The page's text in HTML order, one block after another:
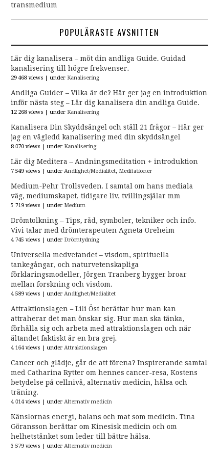
transmedium
POPULÄRASTE AVSNITTEN
Lär dig kanalisera – möt din andliga Guide. Guidad
kanalisering till högre frekvenser.
29 468 views |under Kanalisering
Andliga Guider – Vilka är de? Här ger jag en introduktion
inför nästa steg – Lär dig kanalisera din andliga Guide.
12 268 views |under Kanalisering
Kanalisera Din Skyddsängel och ställ 21 frågor – Här ger
jag en vägledd kanalisering med din skyddsängel
8 070 views |under Kanalisering
Lär dig Meditera – Andningsmeditation + introduktion
7 549 views |underAndlighet/Medialitet, Meditationer
Medium-Pehr Trollsveden. I samtal om hans mediala
väg, mediumskapet, tidigare liv, tvillingsjälar mm
5 719 views |under Medium
Drömtolkning – Tips, råd, symboler, tekniker och info.
Vivi talar med drömterapeuten Agneta Oreheim
4 745 views |under Drömtydning
Universella medvetandet – visdom, spirituella
tankegångar, och naturvetenskapliga
förklaringsmodeller, Jörgen Tranberg bygger broar
mellan forskning och visdom.
4 589 views |underAndlighet/Medialitet
Attraktionslagen – Lili Öst berättar hur man kan
attraherar det man önskar sig. Hur man ska tänka,
förhålla sig och arbeta med attraktionslagen och när
ältandet faktiskt är en bra grej.
4 164 views |underAttraktionslagen
Cancer och glädje, går de att förena? Inspirerande samtal
med Catharina Rytter om hennes cancer-resa, Kostens
betydelse på cellnivå, alternativ medicin, hälsa och
träning.
4 014 views |underAlternativ medicin
Känslornas energi, balans och mat som medicin. Tina
Göransson berättar om Kinesisk medicin och om
helhetstänket som leder till bättre hälsa.
3 579 views |underAlternativ medicin